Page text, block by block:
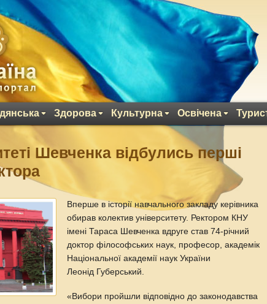
Здорова Культурна Освічена
Шевченка відбулись перші
Вперше в історії навчального закладу керівника
обирав колектив університету. Ректором КНУ
імені Тараса Шевченка вдруге став 74-річний
доктор філософських наук, професор, академік
Національної академії наук України
Леонід Губерський.
«Вибори пройшли відповідно до законодавства